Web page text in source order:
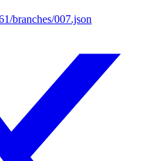
branches/007.json